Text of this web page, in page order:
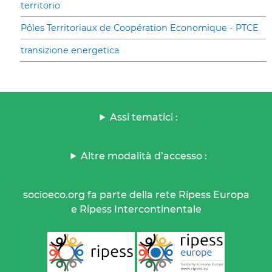
territorio
Pôles Territoriaux de Coopération Economique - PTCE
transizione energetica
Assi tematici :
Altre modalità d’accesso :
socioeco.org fa parte della rete Ripess Europa
e Ripess Intercontinentale